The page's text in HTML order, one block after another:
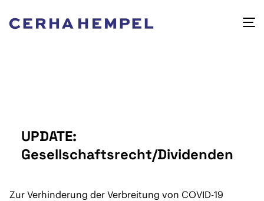
UPDATE:
Gesellschaftsrecht/Dividenden
Zur Verhinderung der Verbreitung von COVID-19